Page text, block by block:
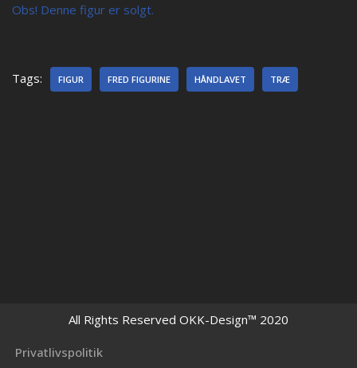
Obs! Denne figur er solgt.
Tags: FIGUR FRED FIGURINE HÅNDLAVET TRÆ
All Rights Reserved OKK-Design™ 2020
Privatlivspolitik